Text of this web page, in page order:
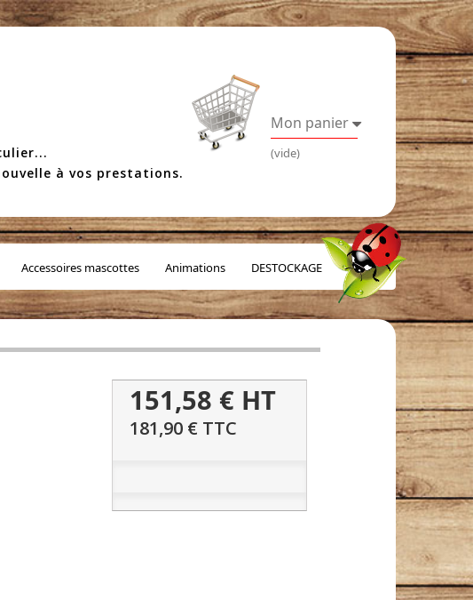
à vos prestations.
Mon panier
(vide)
Accessoires mascottes Animations DESTOCKAGE
151,58 €HT
181,90 €TTC